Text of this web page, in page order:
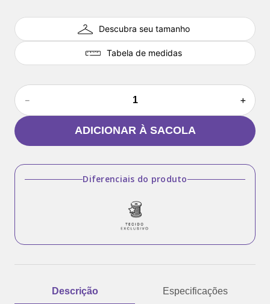
Descubra seu tamanho
Tabela de medidas
＋
－
ADICIONAR À SACOLA
Diferenciais do produto
Descrição Especificações